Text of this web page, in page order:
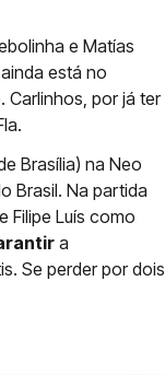
e Matías
está no
Carlinhos, por já ter
Brasília) na Neo
Brasil. Na partida
Filipe Luís como
a
Se perder por dois